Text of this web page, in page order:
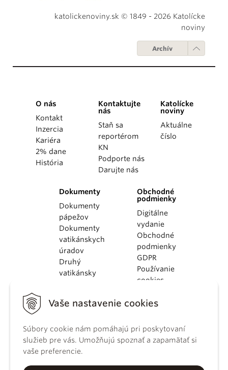
Vaše nastavenie cookies
Súbory cookie nám pomáhajú pri poskytovaní
služieb pre vás. Umožňujú spoznať a zapamätať si
vaše preferencie.
katolickenoviny.sk © 1849 - 2026 Katolícke
noviny
Archív
O nás
Kontakt
Inzercia
Kariéra
2% dane
História
Kontaktujte
nás
Staň sa
reportérom
KN
Podporte nás
Darujte nás
Katolícke
noviny
Aktuálne
číslo
Dokumenty
Dokumenty
pápežov
Dokumenty
vatikánskych
úradov
Druhý
vatikánsky
KBS
kánonického
práva
Katechizmus
Obchodné
podmienky
Digitálne
vydanie
Obchodné
podmienky
GDPR
Používanie
cookies